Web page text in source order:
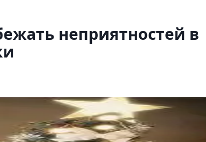
неприятностей в